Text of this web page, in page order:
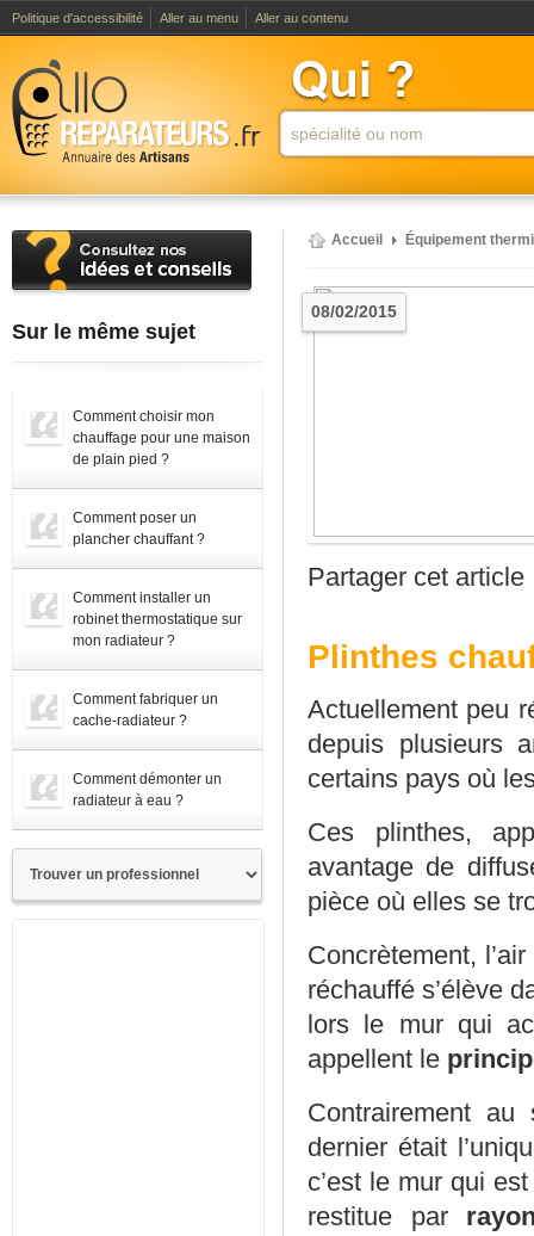
Politique d'accessibilité Aller au menu Aller au contenu
Sur le même sujet
Comment choisir mon
chauffage pour une maison
de plain pied ?
Comment poser un
plancher chauffant ?
Comment installer un
robinet thermostatique sur
mon radiateur ?
Comment fabriquer un
cache-radiateur ?
Comment démonter un
radiateur à eau ?
Accueil Équipement
08/02/2015
Partager cet article
Plinthes
Actuellement peu
depuis plusieurs
certains pays où
Ces plinthes,
avantage de
pièce où elles se
Concrètement,
réchauffé s’élève
lors le mur qui
appellent le
Contrairement
dernier était
c’est le mur qui
restitue par